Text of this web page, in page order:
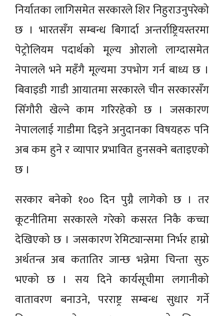
निर्यातका लागिसमेत सरकारले शिर निहुराउनुपरेको
छ । भारतसँग सम्बन्ध बिगार्दा अन्तर्राष्ट्रियस्तरमा
पेट्रोलियम पदार्थको मूल्य ओरालो लाग्दासमेत
नेपालले भने महँगै मूल्यमा उपभोग गर्न बाध्य छ ।
बिवाइडी गाडी आयातमा सरकारले चीन सरकारसँग
सिँगौरी खेल्ने काम गरिरहेको छ । जसकारण
नेपाललाई गाडीमा दिइने अनुदानका विषयहरु पनि
अब कम हुने र व्यापार प्रभावित हुनसक्ने बताइएको
छ ।
सरकार बनेको १०० दिन पुग्नै लागेको छ । तर
कूटनीतिमा सरकारले गरेको कसरत निकै कच्चा
देखिएको छ । जसकारण रेमिट्यान्समा निर्भर हाम्रो
अर्थतन्त्र अब कतातिर जान्छ भन्नेमा चिन्ता सुरु
भएको छ । सय दिने कार्यसूचीमा लगानीको
वातावरण बनाउने, परराष्ट्र सम्बन्ध सुधार गर्ने